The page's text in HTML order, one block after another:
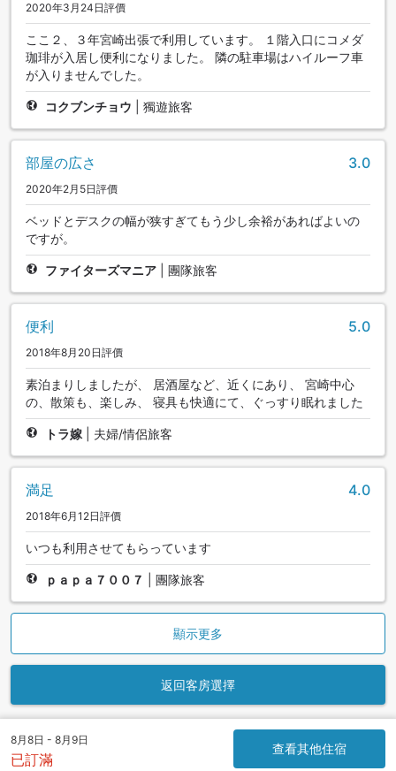
2020年3月24日評價
ここ２、３年宮崎出張で利用しています。 １階入口にコメダ
珈琲が入居し便利になりました。 隣の駐車場はハイルーフ車
が入りませんでした。
コクブンチョウ 獨遊旅客
部屋の広さ 3.0
2020年2月5日評價
ベッドとデスクの幅が狭すぎてもう少し余裕があればよいの
ですが。
ファイターズマニア 團隊旅客
便利 5.0
2018年8月20日評價
素泊まりしましたが、 居酒屋など、近くにあり、 宮崎中心
の、散策も、楽しみ、 寝具も快適にて、ぐっすり眠れました
トラ嫁 夫婦/情侶旅客
満足 4.0
2018年6月12日評價
いつも利用させてもらっています
ｐａｐａ７００７ 團隊旅客
顯示更多
返回客房選擇
8月8日 - 8月9日
已訂滿
查看其他住宿